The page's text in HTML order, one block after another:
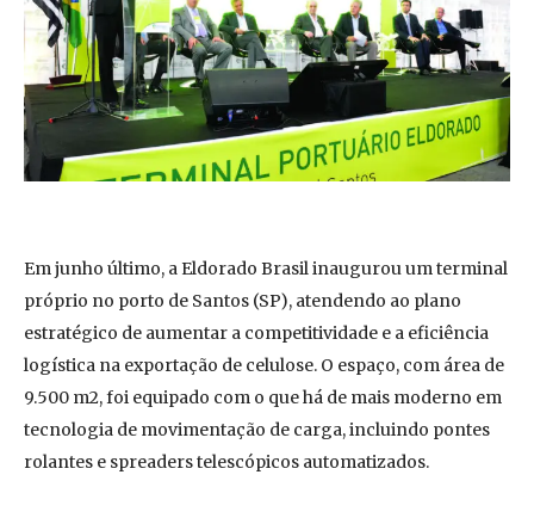
Em junho último, a Eldorado Brasil inaugurou um terminal
próprio no porto de Santos (SP), atendendo ao plano
estratégico de aumentar a competitividade e a eficiência
logística na exportação de celulose. O espaço, com área de
9.500 m2, foi equipado com o que há de mais moderno em
tecnologia de movimentação de carga, incluindo pontes
rolantes e spreaders telescópicos automatizados.